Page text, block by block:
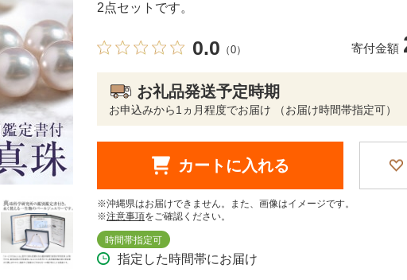
2点セットです。
0.0 （0） 寄付金額
お礼品発送予定時期
お申込みから1ヵ月程度でお届け （お届け時間帯指定可）
カートに入れる
※沖縄県はお届けできません。また、画像はイメージです。
※注意事項をご確認ください。
時間帯指定可
指定した時間帯にお届け